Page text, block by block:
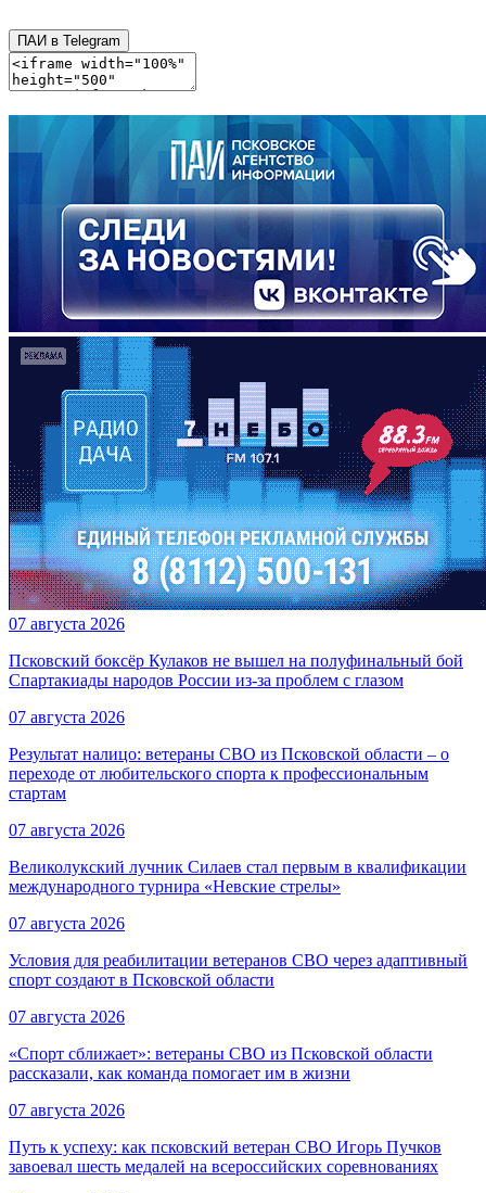
ПАИ в Telegram
07 августа 2026
Псковский боксёр Кулаков не вышел на полуфинальный бой
Спартакиады народов России из-за проблем с глазом
07 августа 2026
Результат налицо: ветераны СВО из Псковской области – о
переходе от любительского спорта к профессиональным
стартам
07 августа 2026
Великолукский лучник Силаев стал первым в квалификации
международного турнира «Невские стрелы»
07 августа 2026
Условия для реабилитации ветеранов СВО через адаптивный
спорт создают в Псковской области
07 августа 2026
«Спорт сближает»: ветераны СВО из Псковской области
рассказали, как команда помогает им в жизни
07 августа 2026
Путь к успеху: как псковский ветеран СВО Игорь Пучков
завоевал шесть медалей на всероссийских соревнованиях